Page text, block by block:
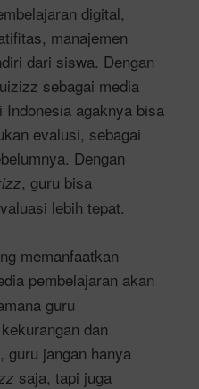
digital,
manajemen
dari siswa. Dengan
sebagai media
Indonesia agaknya bisa
evalusi, sebagai
Dengan
, guru bisa
lebih tepat.
memanfaatkan
pembelajaran akan
guru
dan
guru jangan hanya
saja, tapi juga